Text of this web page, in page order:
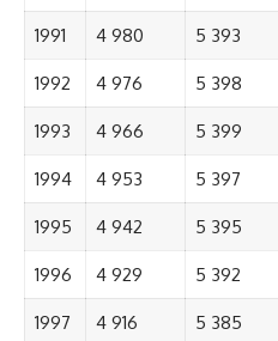
1991 4 980 5 393
1992 4 976 5 398
1993 4 966 5 399
1994 4 953 5 397
1995 4 942 5 395
1996 4 929 5 392
1997 4 916 5 385